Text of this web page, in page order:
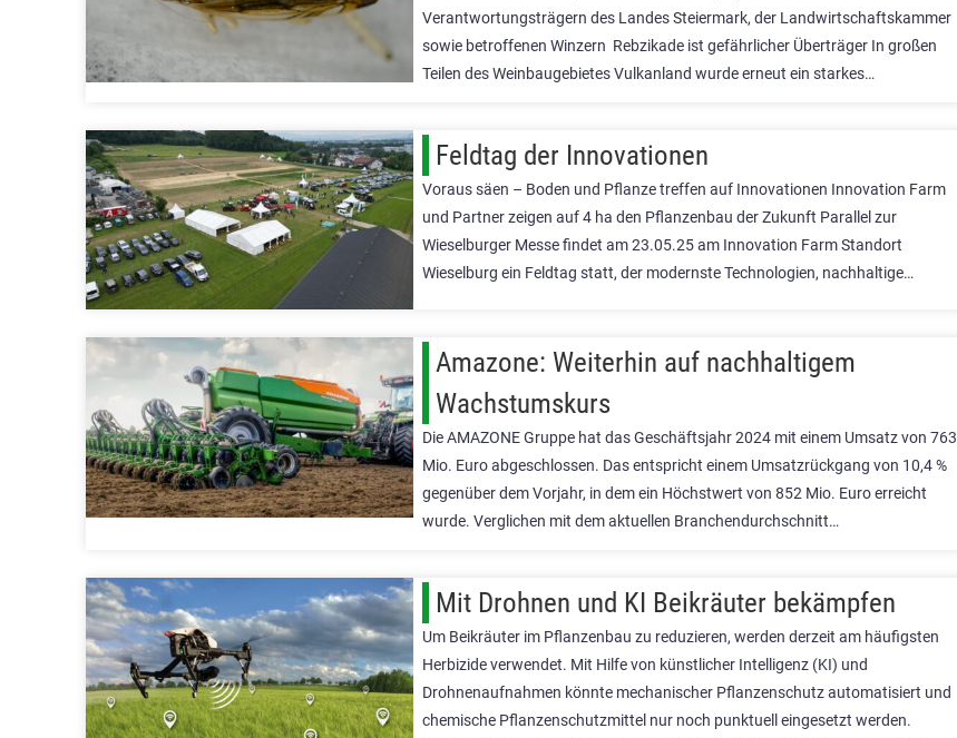
Verantwortungsträgern des Landes Steiermark, der Landwirtschaftskammer
sowie betroffenen Winzern Rebzikade ist gefährlicher Überträger In großen
Teilen des Weinbaugebietes Vulkanland wurde erneut ein starkes…
Feldtag der Innovationen
Voraus säen – Boden und Pflanze treffen auf Innovationen Innovation Farm
und Partner zeigen auf 4 ha den Pflanzenbau der Zukunft Parallel zur
Wieselburger Messe findet am 23.05.25 am Innovation Farm Standort
Wieselburg ein Feldtag statt, der modernste Technologien, nachhaltige…
Amazone: Weiterhin auf nachhaltigem
Wachstumskurs
Die AMAZONE Gruppe hat das Geschäftsjahr 2024 mit einem Umsatz von 763
Mio. Euro abgeschlossen. Das entspricht einem Umsatzrückgang von 10,4 %
gegenüber dem Vorjahr, in dem ein Höchstwert von 852 Mio. Euro erreicht
wurde. Verglichen mit dem aktuellen Branchendurchschnitt…
Mit Drohnen und KI Beikräuter bekämpfen
Um Beikräuter im Pflanzenbau zu reduzieren, werden derzeit am häufigsten
Herbizide verwendet. Mit Hilfe von künstlicher Intelligenz (KI) und
Drohnenaufnahmen könnte mechanischer Pflanzenschutz automatisiert und
chemische Pflanzenschutzmittel nur noch punktuell eingesetzt werden.